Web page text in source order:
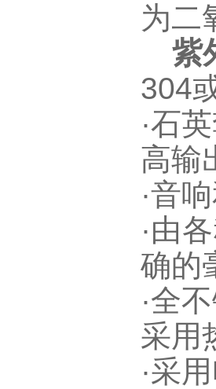
为二
紫
304
·石
高输
·音
·由
确的
·全
采用
·采